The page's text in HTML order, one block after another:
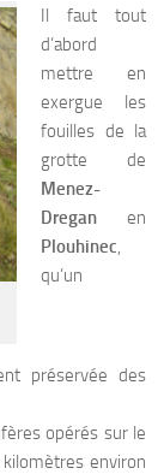
Il faut tout
d’abord
mettre en
exergue les
fouilles de la
grotte de
Menez-
Dregan en
Plouhinec,
qu’un
préservée des
opérés sur le
environ